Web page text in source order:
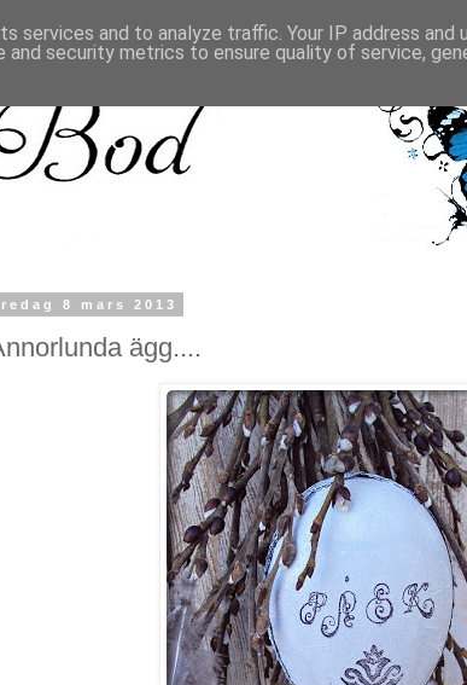
8 mars 2013
ägg....
services and to analyze traffic. Your IP address and
and security metrics to ensure quality of service,